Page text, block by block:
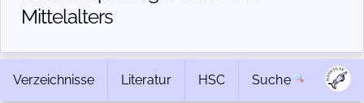
Mittelalters
Verzeichnisse Literatur HSC Suche